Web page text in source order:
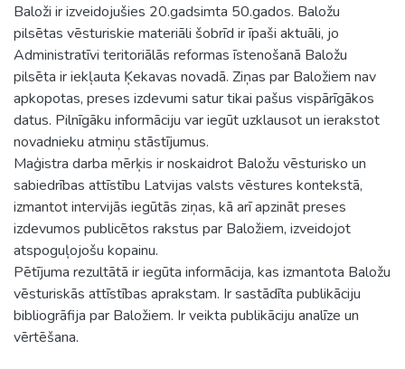
Baloži ir izveidojušies 20.gadsimta 50.gados. Baložu
pilsētas vēsturiskie materiāli šobrīd ir īpaši aktuāli, jo
Administratīvi teritoriālās reformas īstenošanā Baložu
pilsēta ir iekļauta Ķekavas novadā. Ziņas par Baložiem nav
apkopotas, preses izdevumi satur tikai pašus vispārīgākos
datus. Pilnīgāku informāciju var iegūt uzklausot un ierakstot
novadnieku atmiņu stāstījumus.
Maģistra darba mērķis ir noskaidrot Baložu vēsturisko un
sabiedrības attīstību Latvijas valsts vēstures kontekstā,
izmantot intervijās iegūtās ziņas, kā arī apzināt preses
izdevumos publicētos rakstus par Baložiem, izveidojot
atspoguļojošu kopainu.
Pētījuma rezultātā ir iegūta informācija, kas izmantota Baložu
vēsturiskās attīstības aprakstam. Ir sastādīta publikāciju
bibliogrāfija par Baložiem. Ir veikta publikāciju analīze un
vērtēšana.